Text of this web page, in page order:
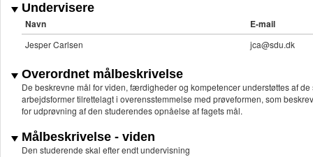
Undervisere
Navn E-mail
Jesper Carlsen jca@sdu.dk
Overordnet målbeskrivelse
De beskrevne mål for viden, færdigheder og kompetencer understøttes af
arbejdsformer tilrettelagt i overensstemmelse med prøveformen, som
for udprøvning af den studerendes opnåelse af fagets mål.
Målbeskrivelse - viden
Den studerende skal efter endt undervisning